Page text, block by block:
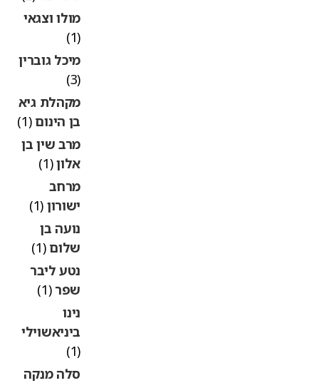
מולו וצגאי
מיכל גוברין
מקהלת גיא
בן הינום(1)
מרב שין בן
אלון(1)
מרחב
ישורון(1)
נועה בן
שלום(1)
נטע ליבר
שפר(1)
ביניאשוילי
סלה מנקה